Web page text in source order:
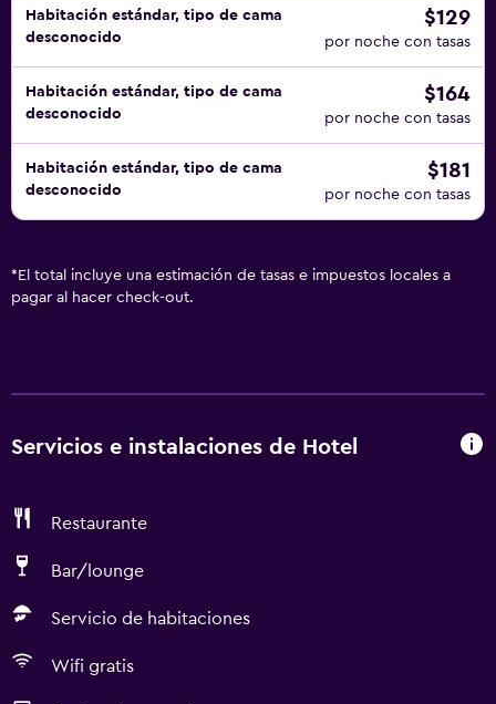
Habitación estándar, tipo de cama
desconocido
$129
por noche con tasas
Habitación estándar, tipo de cama
desconocido
$164
por noche con tasas
Habitación estándar, tipo de cama
desconocido
$181
por noche con tasas
* El total incluye una estimación de tasas e impuestos locales a
pagar al hacer check-out.
Servicios e instalaciones de Hotel
Restaurante
Bar/lounge
Servicio de habitaciones
Wifi gratis